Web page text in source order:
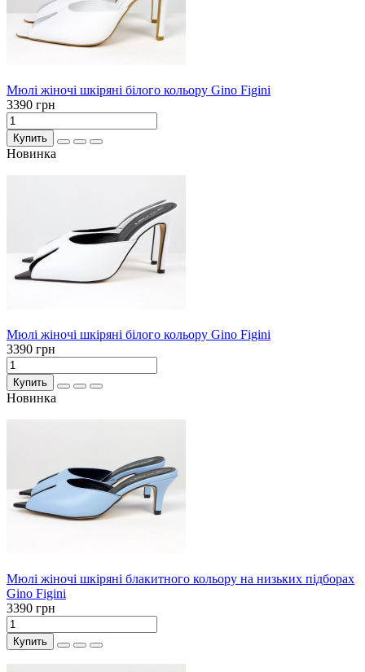
Мюлі жіночі шкіряні білого кольору Gino Figini
3390 грн
Купить
Новинка
Мюлі жіночі шкіряні білого кольору Gino Figini
3390 грн
Купить
Новинка
Мюлі жіночі шкіряні блакитного кольору на низьких підборах
Gino Figini
3390 грн
Купить